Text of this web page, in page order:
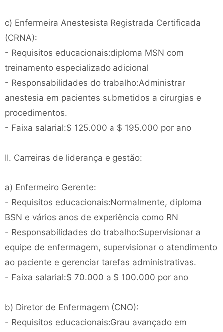
c) Enfermeira Anestesista Registrada Certificada
(CRNA):
- Requisitos educacionais:diploma MSN com
treinamento especializado adicional
- Responsabilidades do trabalho:Administrar
anestesia em pacientes submetidos a cirurgias e
procedimentos.
- Faixa salarial:$ 125.000 a $ 195.000 por ano
II. Carreiras de liderança e gestão:
a) Enfermeiro Gerente:
- Requisitos educacionais:Normalmente, diploma
BSN e vários anos de experiência como RN
- Responsabilidades do trabalho:Supervisionar a
equipe de enfermagem, supervisionar o atendimento
ao paciente e gerenciar tarefas administrativas.
- Faixa salarial:$ 70.000 a $ 100.000 por ano
b) Diretor de Enfermagem (CNO):
- Requisitos educacionais:Grau avançado em